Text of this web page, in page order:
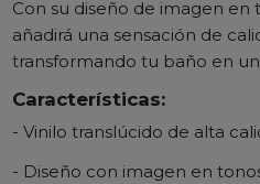
Con su diseño de imagen en
añadirá una sensación de
transformando tu baño en
Características:
- Vinilo translúcido de alta
- Diseño con imagen en